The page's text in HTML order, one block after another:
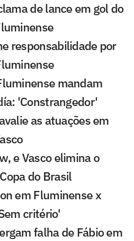
de lance em gol do
responsabilidade por
mandam
'Constrangedor'
as atuações em
e Vasco elimina o
do Brasil
em Fluminense x
critério'
falha de Fábio em